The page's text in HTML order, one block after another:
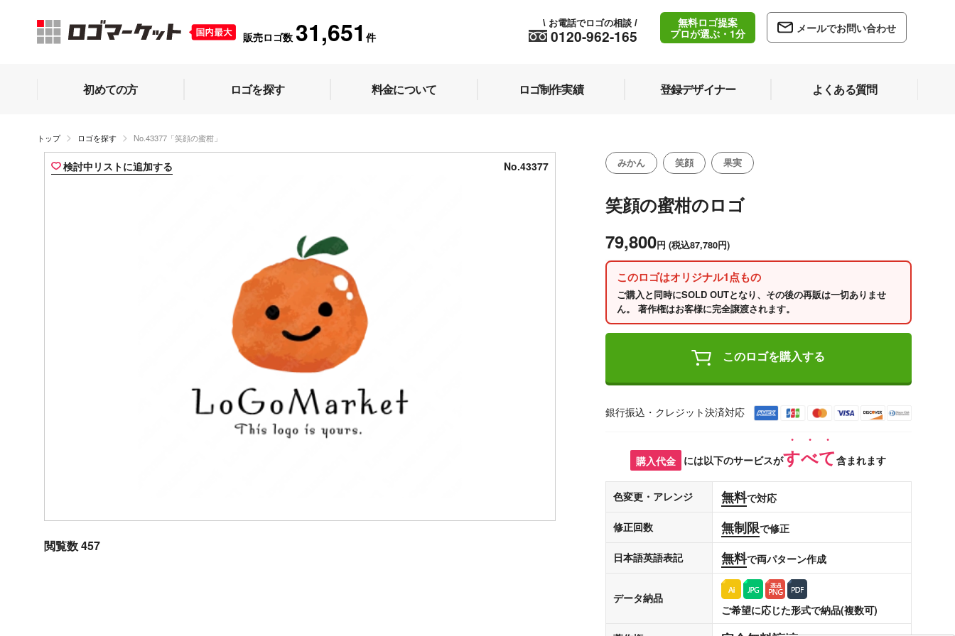
販売ロゴ数 31,651 件 0120-962-165
\ お電話でロゴの相談 /
無料ロゴ提案
プロが選ぶ・1分
メールでお問い合わせ
初めての方 ロゴを探す 料金について ロゴ制作実績 登録デザイナー よくある質問
トップ ロゴを探す No.43377「笑顔の蜜柑」
検討中リストに追加する No.43377
閲覧数 457
みかん 笑顔 果実
笑顔の蜜柑のロゴ
79,800円 (税込87,780円)
このロゴはオリジナル1点もの
ご購入と同時にSOLD OUTとなり、その後の再販は一切ありませ
ん。 著作権はお客様に完全譲渡されます。
このロゴを購入する
銀行振込・クレジット決済対応
購入代金 には以下のサービスがすべて含まれます
色変更・アレンジ 無料で対応
修正回数 無制限で修正
日本語英語表記 無料で両パターン作成
データ納品
ご希望に応じた形式で納品(複数可)